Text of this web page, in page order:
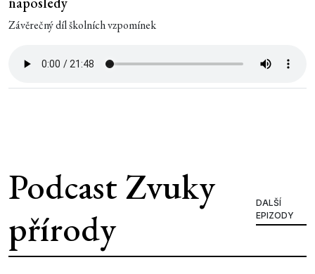
Závěrečný díl školních vzpomínek
Podcast Zvuky
přírody
DALŠÍ
EPIZODY